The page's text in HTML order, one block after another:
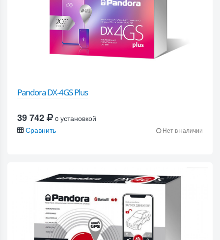
Pandora DX-4GS Plus
39 742
c установкой
Сравнить
Нет в наличии